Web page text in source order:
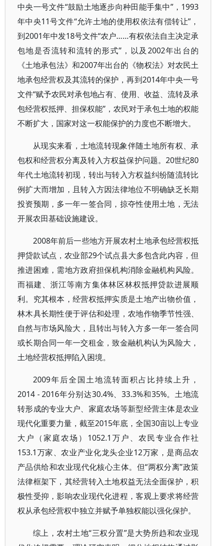
中央一号文件“鼓励土地逐步向种田能手集中”，1993
年中央11号文件“允许土地的使用权依法有偿转让”，
到2001年中发18号文件“农户……有权依法自主决定承
包地是否流转和流转的形式”，以及2002年出台的
《土地承包法》和2007年出台的《物权法》对农民土
地承包经营权及其流转的保护，再到2014年中央一号
文件“赋予农民对承包地占有、使用、收益、流转及承
包经营权抵押、担保权能”，农民对于承包土地的权能
不断扩大，国家对这一权能保护的力度也不断增大。
从现实来看，土地流转现象伴随土地所有权、承
包权和经营权分离及转入方权益保护问题。20世纪80
年代土地流转初现，转出与转入方权益纠纷随流转比
例扩大而增加，且转入方因法律地位不明确缺乏长期
投资预期，多一年一签合同，掠夺性使用土地，无法
开展农田基础设施建设。
2008年前后一些地方开展农村土地承包经营权抵
押贷款试点，农业部29个试点县大多包含此内容，但
推进困难，需地方政府担保机构消除金融机构风险。
而福建、浙江等南方集体林区林权抵押贷款进展顺
利。究其根本，经营权抵押实质是土地产出物价值，
林木具长期性便于评估和处理，农地作物季节性强、
自然与市场风险大，且转出与转入方多一年一签合同
或长期合同一年一交租金，致金融机构认为风险大，
土地经营权抵押陷入困境。
2009年后全国土地流转面积占比持续上升，
2014 - 2016年分别达30.4%、33.3%和35%。土地流
转形成的专业大户、家庭农场等新型经营主体是农业
现代化重要力量，截至2015年底，全国30亩以上专业
大户（家庭农场）1052.1万户、农民专业合作社
153.1万家、农业产业化龙头企业12万家，是商品农
产品供给和农业现代化核心主体。但“两权分离”政策
法律框架下，其经营转入土地权益无法全面保护，积
极性受抑，影响农业现代化进程，客观上要求将经营
权从承包经营权中独立并赋予单独权能以强化保护。
综上，农村土地“三权分置”是大势所趋和农业现